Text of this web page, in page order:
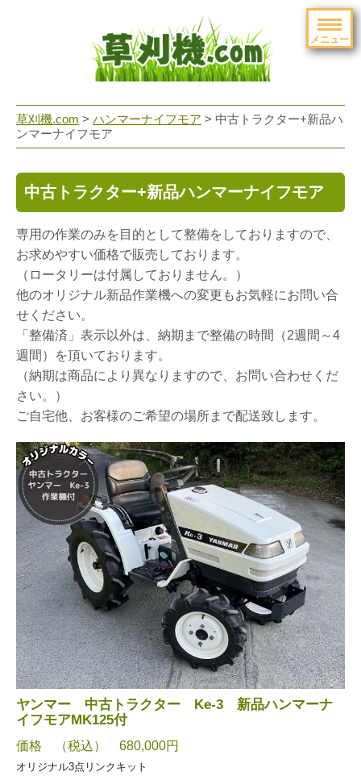
メニュー
草刈機.com > ハンマーナイフモア > 中古トラクター+新品ハ
ンマーナイフモア
中古トラクター+新品ハンマーナイフモア
専用の作業のみを目的として整備をしておりますので、
お求めやすい価格で販売しております。
（ロータリーは付属しておりません。）
他のオリジナル新品作業機への変更もお気軽にお問い合
せください。
「整備済」表示以外は、納期まで整備の時間（2週間～4
週間）を頂いております。
（納期は商品により異なりますので、お問い合わせくだ
さい。）
ご自宅他、お客様のご希望の場所まで配送致します。
ヤンマー 中古トラクター Ke-3 新品ハンマーナ
イフモアMK125付
価格 （税込） 680,000円
オリジナル3点リンクキット